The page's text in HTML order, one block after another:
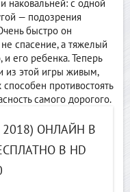
наковальней: с одной
— подозрения
быстро он
спасение, а тяжелый
и его ребенка. Теперь
из этой игры живым,
противостоять
самого дорогого.
ОНЛАЙН В
В HD